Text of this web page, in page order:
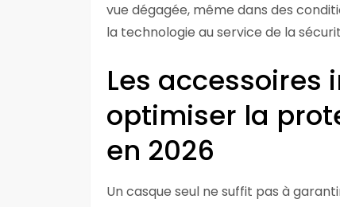
vue dégagée, même dans des
la technologie au service de la
Les accessoires
optimiser la
en 2026
Un casque seul ne suffit pas à